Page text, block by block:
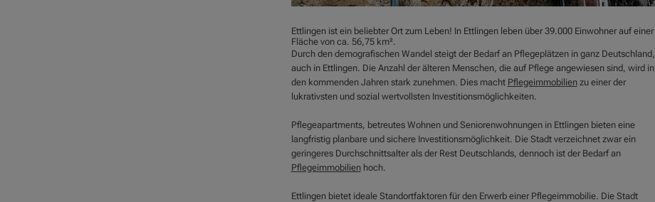
Ettlingen ist ein beliebter Ort zum Leben! In Ettlingen leben über 39.000 Einwohner auf einer
Fläche von ca. 56,75 km².
Durch den demografischen Wandel steigt der Bedarf an Pflegeplätzen in ganz Deutschland,
auch in Ettlingen. Die Anzahl der älteren Menschen, die auf Pflege angewiesen sind, wird in
den kommenden Jahren stark zunehmen. Dies macht Pflegeimmobilienzu einer der
lukrativsten und sozial wertvollsten Investitionsmöglichkeiten.
Pflegeapartments, betreutes Wohnen und Seniorenwohnungen in Ettlingen bieten eine
langfristig planbare und sichere Investitionsmöglichkeit. Die Stadt verzeichnet zwar ein
geringeres Durchschnittsalter als der Rest Deutschlands, dennoch ist der Bedarf an
Pflegeimmobilienhoch.
Ettlingen bietet ideale Standortfaktoren für den Erwerb einer Pflegeimmobilie. Die Stadt